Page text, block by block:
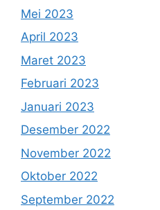
Mei 2023
April 2023
Maret 2023
Februari 2023
Januari 2023
Desember 2022
November 2022
Oktober 2022
September 2022